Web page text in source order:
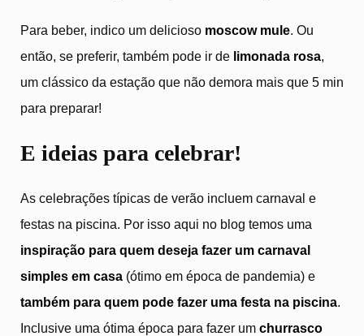
Para beber, indico um delicioso moscow mule. Ou
então, se preferir, também pode ir de limonada rosa,
um clássico da estação que não demora mais que 5 min
para preparar!
E ideias para celebrar!
As celebrações típicas de verão incluem carnaval e
festas na piscina. Por isso aqui no blog temos uma
inspiração para quem deseja fazer um carnaval
simples em casa (ótimo em época de pandemia) e
também para quem pode fazer uma festa na piscina.
Inclusive uma ótima época para fazer um churrasco